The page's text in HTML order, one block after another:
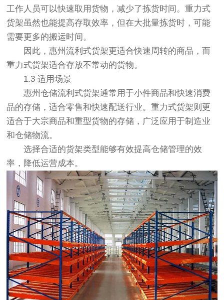
工作人员可以快速取用货物，减少了拣货时间。重力式
货架虽然也能提高存取效率，但在大批量拣货时，可能
需要更多的搬运时间。
因此，惠州流利式货架更适合快速周转的商品，而
重力式货架适合存放不常动的货物。
1.3 适用场景
惠州仓储流利式货架通常用于小件商品和快速消费
品的存储，适合零售和快速配送行业。重力式货架则更
适合于大宗商品和重型货物的存储，广泛应用于制造业
和仓储物流。
选择合适的货架类型能够有效提高仓储管理的效
率，降低运营成本。